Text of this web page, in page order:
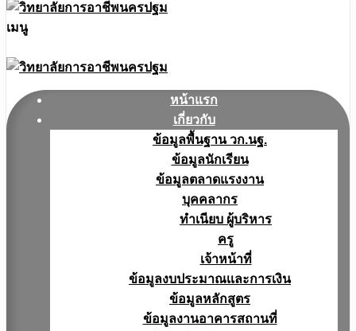
เมนู
หน้าแรก
เกี่ยวกับ
ข้อมูลพื้นฐาน วก.นฐ.
ข้อมูลนักเรียน
ข้อมูลตลาดแรงงาน
บุคคลากร
ทำเนียบ ผู้บริหาร
ครู
เจ้าหน้าที่
ข้อมูลงบประมาณเเละการเงิน
ข้อมูลหลักสูตร
ข้อมูลงานอาคารสถานที่